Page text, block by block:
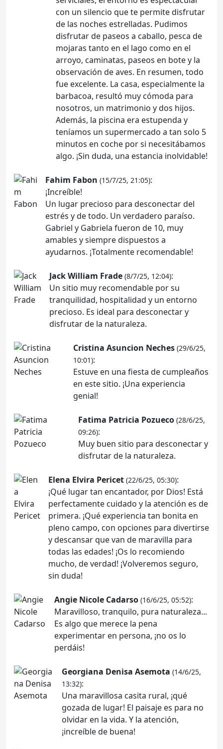
con un silencio que te permite disfrutar
de las noches estrelladas. Pudimos
disfrutar de paseos a caballo, pesca de
mojaras tanto en el lago como en el
arroyo, caminatas, paseos en bote y la
observación de aves. En resumen, todo
fue excelente. La casa, especialmente la
barbacoa, resultó muy cómoda para
nosotros, un matrimonio y dos hijos.
Además, la piscina era estupenda y
teníamos un supermercado a tan solo 5
minutos en coche por si necesitábamos
algo. ¡Sin duda, una estancia inolvidable!
Fahim Fabon (15/7/25, 21:05):
¡Increíble!
Un lugar precioso para desconectar del
estrés y de todo. Un verdadero paraíso.
Gabriel y Gabriela fueron de 10, muy
amables y siempre dispuestos a
ayudarnos. ¡Totalmente recomendable!
Jack William Frade (8/7/25, 12:04):
Un sitio muy recomendable por su
tranquilidad, hospitalidad y un entorno
precioso. Es ideal para desconectar y
disfrutar de la naturaleza.
Cristina Asuncion Neches (29/6/25,
10:01):
Estuve en una fiesta de cumpleaños
en este sitio. ¡Una experiencia
genial!
Fatima Patricia Pozueco (28/6/25,
09:26):
Muy buen sitio para desconectar y
disfrutar de la naturaleza.
Elena Elvira Pericet (22/6/25, 05:30):
¡Qué lugar tan encantador, por Dios! Está
perfectamente cuidado y la atención es de
primera. ¡Qué experiencia tan bonita en
pleno campo, con opciones para divertirse
y descansar que van de maravilla para
todas las edades! ¡Os lo recomiendo
mucho, de verdad! ¡Volveremos seguro,
sin duda!
Angie Nicole Cadarso (16/6/25, 05:52):
Maravilloso, tranquilo, pura naturaleza...
Es algo que merece la pena
experimentar en persona, ¡no os lo
perdáis!
Georgiana Denisa Asemota (14/6/25,
13:32):
Una maravillosa casita rural, ¡qué
gozada de lugar! El paisaje es para no
olvidar en la vida. Y la atención,
¡increíble de buena!